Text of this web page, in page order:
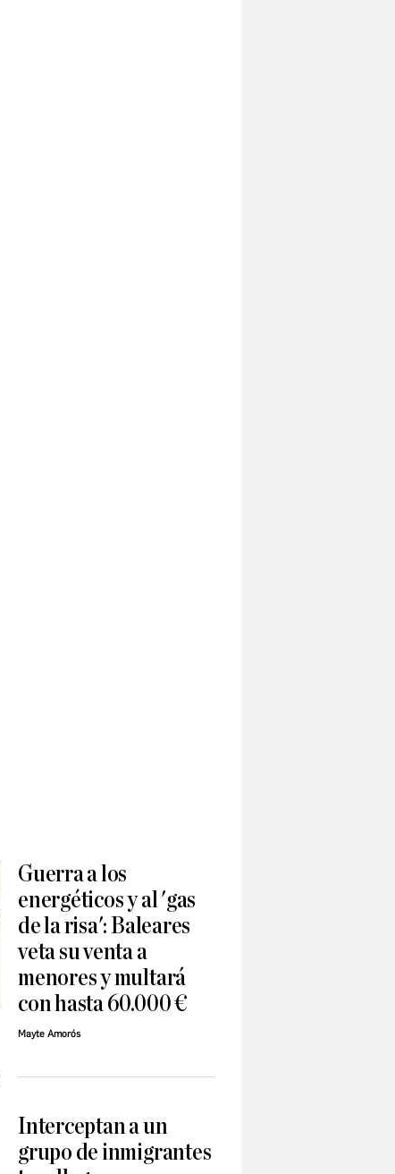
Guerra a los
energéticos y al 'gas
de la risa': Baleares
veta su venta a
menores y multará
con hasta 60.000 €
Mayte Amorós
Interceptan a un
grupo de inmigrantes